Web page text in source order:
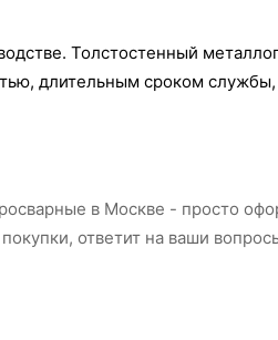
Толстостенный
длительным сроком
в Москве - просто
ответит на ваши